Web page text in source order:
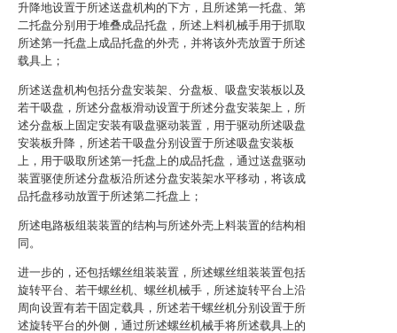
升降地设置于所述送盘机构的下方，且所述第一托盘、第
二托盘分别用于堆叠成品托盘，所述上料机械手用于抓取
所述第一托盘上成品托盘的外壳，并将该外壳放置于所述
载具上；
所述送盘机构包括分盘安装架、分盘板、吸盘安装板以及
若干吸盘，所述分盘板滑动设置于所述分盘安装架上，所
述分盘板上固定安装有吸盘驱动装置，用于驱动所述吸盘
安装板升降，所述若干吸盘分别设置于所述吸盘安装板
上，用于吸取所述第一托盘上的成品托盘，通过送盘驱动
装置驱使所述分盘板沿所述分盘安装架水平移动，将该成
品托盘移动放置于所述第二托盘上；
所述电路板组装装置的结构与所述外壳上料装置的结构相
同。
进一步的，还包括螺丝组装装置，所述螺丝组装装置包括
旋转平台、若干螺丝机、螺丝机械手，所述旋转平台上沿
周向设置有若干固定载具，所述若干螺丝机分别设置于所
述旋转平台的外侧，通过所述螺丝机械手将所述载具上的